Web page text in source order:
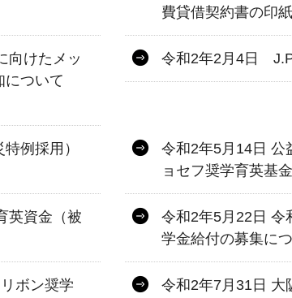
費貸借契約書の印
向けたメッ
について
令和2年2月4日
例採用）
令和2年5月14日 公
ョセフ奨学育英基
英資金（被
令和2年5月22日 令
学金給付の募集に
ボン奨学
令和2年7月31日 大